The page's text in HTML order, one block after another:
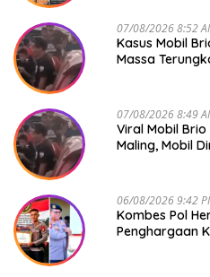
07/08/2026 8:52
Kasus Mobil
Massa
07/08/2026 8:49
Viral Mobil
Maling, Mobil
06/08/2026 9:42
Kombes Pol
Penghargaan